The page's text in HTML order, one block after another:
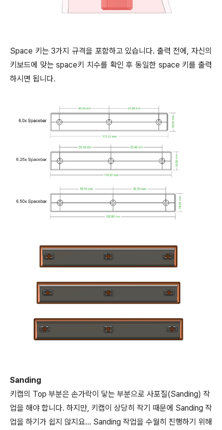
Space 키는 3가지 규격을 포함하고 있습니다. 출력 전에, 자신의
키보드에 맞는 space키 치수를 확인 후 동일한 space 키를 출력
하시면 됩니다.
Sanding
키캡의 Top 부분은 손가락이 닿는 부분으로 사포질(Sanding) 작
업을 해야 합니다. 하지만, 키캡이 상당히 작기 때문에 Sanding 작
업을 하기가 쉽지 않지요... Sanding 작업을 수월히 진행하기 위해